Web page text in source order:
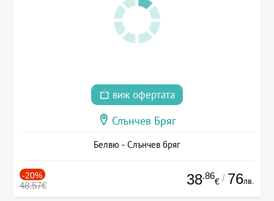
виж офертата
Слънчев Бряг
Белвю - Слънчев бряг
-20%
48.57€ 38.86
€ / 76лв.